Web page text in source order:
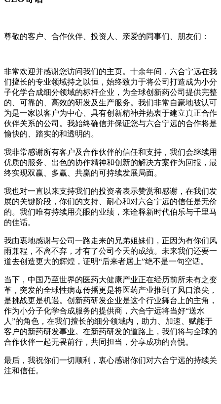
尊敬的客户、合作伙伴、投资人、亲爱的同事们、朋友们：
非常欢迎并感谢您访问我们的主页。十余年间，六合宁远在我
们擅长的专业领域持之以恒，始终致力于将公司打造成为小分
子化学合成细分领域的标杆企业，为全球创新药公司提供完整
的、可靠的、高效的研发及生产服务。我们非常自豪地被认可
为是一家以客户为中心、具有创新精神并热衷于建立真正合作
伙伴关系的公司。我始终确信并保证您与六合宁远的合作将是
愉快的、踏实的和透明的。
我非常感谢所有客户及合作伙伴的信任和支持，我们会继续用
优质的服务、出色的协作精神和创新的解决方案作为回报，最
终实现双赢、多赢、共赢的可持续发展局面。
我也对一直以来支持我们的投资者表示赞赏和感谢，在我们发
展的关键阶段，你们的支持、耐心和对六合宁远的信任是无价
的。我们唯有持续用亮眼的业绩，来诠释新时代伯乐与千里马
的佳话。
我由衷地感谢与公司一路走来的兄弟姐妹们，正因为有你们风
雨兼程，不离不弃，才有了公司今天的成绩。未来我们还要一
道去创造更大的辉煌，证明“后来者居上”绝不是一句空话。
当下，中国乃至世界的医药大健康产业正在经历前所未有之变
革，突发的全球性病毒传播更是将医药产业推到了风口浪尖，
是挑战更是机遇。创新药研发企业是这个行业舞台上的主角，
作为小分子化学合成服务的提供商，六合宁远将当好“送水
人”的角色，在我们擅长的细分领域内，助力、加速、赋能于
客户的新药研发事业。在新药研发的道路上，我们将与全球的
合作伙伴一起无畏前行，共同担当，分享成功的喜悦。
最后，我祝你们一切顺利，衷心感谢你们对六合宁远的持续关
注和信任。